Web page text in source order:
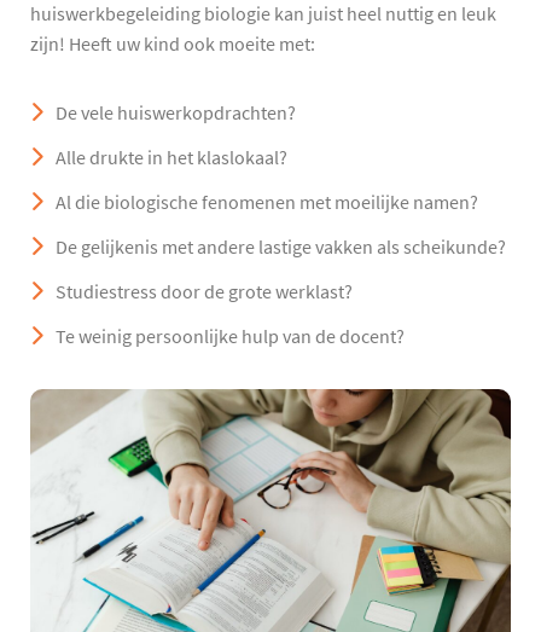
huiswerkbegeleiding biologie kan juist heel nuttig en leuk
zijn! Heeft uw kind ook moeite met:
De vele huiswerkopdrachten?
Alle drukte in het klaslokaal?
Al die biologische fenomenen met moeilijke namen?
De gelijkenis met andere lastige vakken als scheikunde?
Studiestress door de grote werklast?
Te weinig persoonlijke hulp van de docent?